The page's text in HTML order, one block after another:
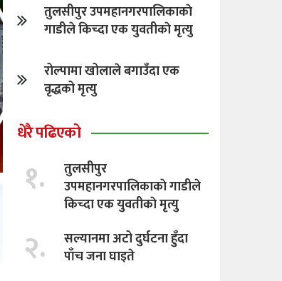
तुलसीपुर उपमहानगरपालिकाकाे
गाडीले किच्दा एक युवतीकाे मृत्यु
रोल्पामा खोलाले बगाउँदा एक
वृद्धको मृत्यु
धेरै पढिएको
१.
तुलसीपुर
उपमहानगरपालिकाकाे गाडीले
किच्दा एक युवतीकाे मृत्यु
२.
सल्यानमा अटो दुर्घटना हुँदा
पाँच जना घाइते